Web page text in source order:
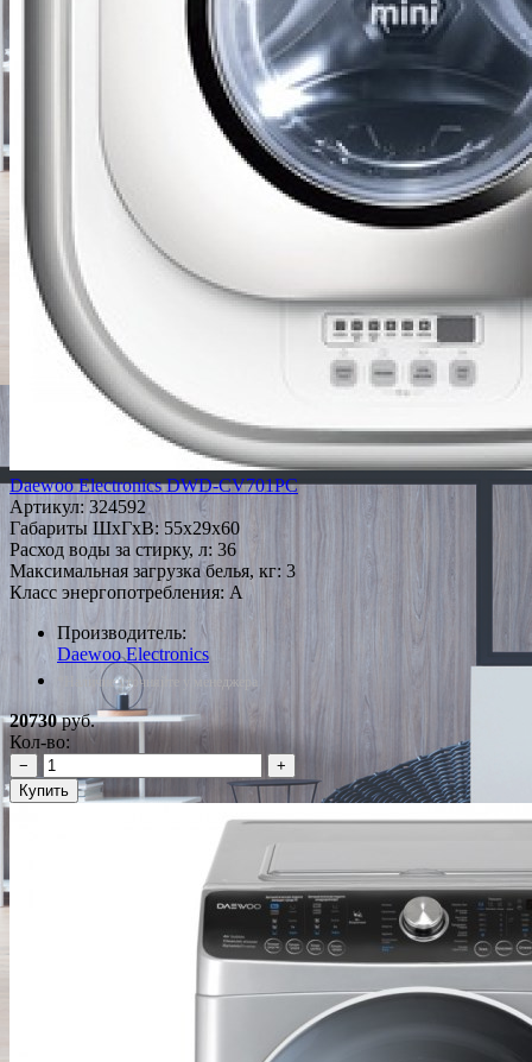
Daewoo Electronics DWD-CV701PC
Артикул: 324592
Габариты ШxГxВ: 55x29x60
Расход воды за стирку, л: 36
Максимальная загрузка белья, кг: 3
Класс энергопотребления: A
Производитель:
Daewoo Electronics
*Наличие уточняйте у менеджера
20730руб.
Кол-во:
−
+
Купить